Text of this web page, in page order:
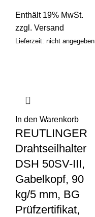
Enthält 19% MwSt.
zzgl. Versand
Lieferzeit: nicht angegeben
In den Warenkorb
REUTLINGER
Drahtseilhalter
DSH 50SV-III,
Gabelkopf, 90
kg/5 mm, BG
Prüfzertifikat,